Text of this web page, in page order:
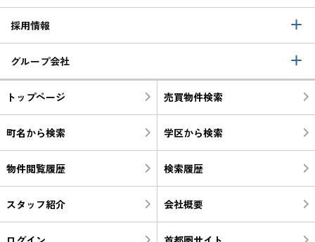
採用情報
グループ会社
トップページ 売買物件検索
町名から検索 学区から検索
物件閲覧履歴 検索履歴
スタッフ紹介 会社概要